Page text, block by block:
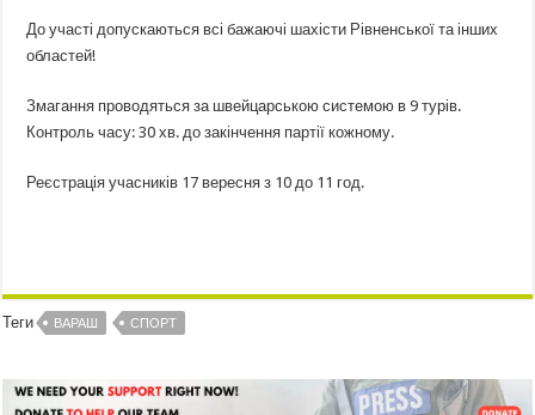
До участі допускаються всі бажаючі шахісти Рівненської та інших
областей!
Змагання проводяться за швейцарською системою в 9 турів.
Контроль часу: 30 хв. до закінчення партії кожному.
Реєстрація учасників 17 вересня з 10 до 11 год.
Теги ВАРАШ СПОРТ